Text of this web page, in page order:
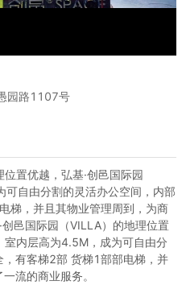
园路1107号
置优越，弘基·创邑国际园
可自由分割的灵活办公空间，内部
梯，并且其物业管理周到，为商
邑国际园（VILLA）的地理位置
室内层高为4.5M，成为可自由分
有客梯2部 货梯1部部电梯，并
流的商业服务。